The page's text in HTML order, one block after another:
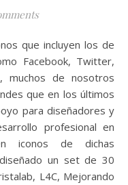
Facebook, Twitter,
muchos de nosotros
que en los últimos
para diseñadores y
profesional en
iconos de dichas
un set de 30
L4C, Mejorando